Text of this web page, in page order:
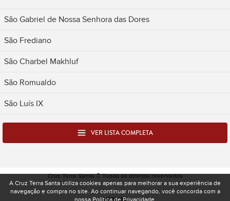
São Gabriel de Nossa Senhora das Dores
São Frediano
São Charbel Makhluf
São Romualdo
São Luís IX
VER LISTA COMPLETA
Cruz Terra Santa © Todos os direitos reservados
A Cruz Terra Santa utiliza cookies apenas para melhorar a sua experiência de
navegação e compra no site. Ao continuar navegando, você concorda com a
nossa Política de Privacidade.